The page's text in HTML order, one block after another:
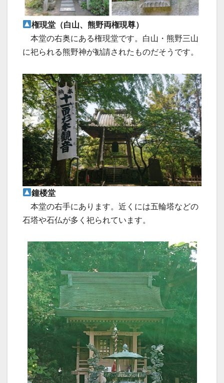
権現堂（白山、熊野両権現尊）
本堂の右奥にある権現堂です。白山・熊野三山
に祀られる熊野神が勧請されたものだそうです。
鐘楼堂
本堂の右手にあります。近くには五輪塔などの
石塔や石仏が多く祀られています。